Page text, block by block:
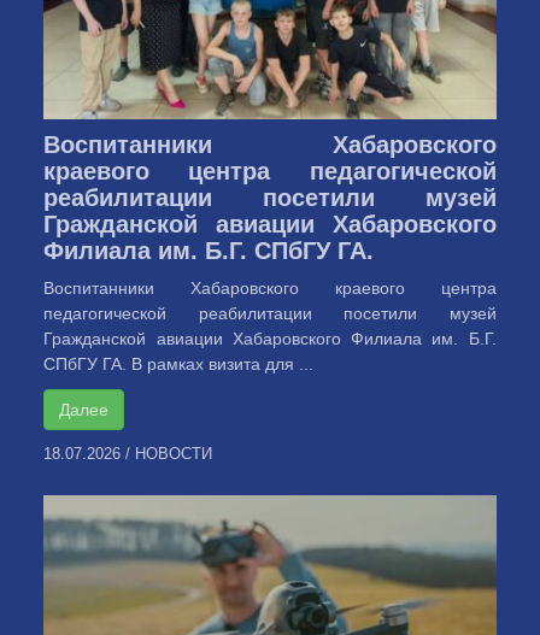
Воспитанники Хабаровского
краевого центра педагогической
реабилитации посетили музей
Гражданской авиации Хабаровского
Филиала им. Б.Г. СПбГУ ГА.
Воспитанники Хабаровского краевого центра
педагогической реабилитации посетили музей
Гражданской авиации Хабаровского Филиала им. Б.Г.
СПбГУ ГА. В рамках визита для ...
Далее
18.07.2026 / НОВОСТИ